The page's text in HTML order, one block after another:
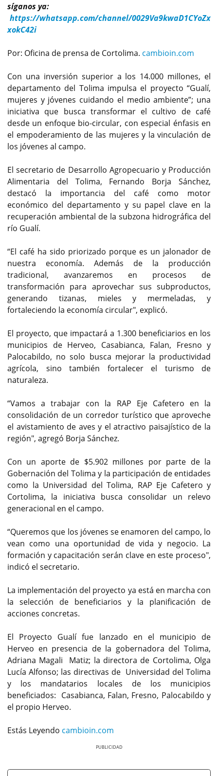
síganos ya:
https://whatsapp.com/channel/0029Va9kwaD1CYoZx
xokC42i
Por: Oficina de prensa de Cortolima. cambioin.com
Con una inversión superior a los 14.000 millones, el
departamento del Tolima impulsa el proyecto “Gualí,
mujeres y jóvenes cuidando el medio ambiente”; una
iniciativa que busca transformar el cultivo de café
desde un enfoque bio-circular, con especial énfasis en
el empoderamiento de las mujeres y la vinculación de
los jóvenes al campo.
El secretario de Desarrollo Agropecuario y Producción
Alimentaria del Tolima, Fernando Borja Sánchez,
destacó la importancia del café como motor
económico del departamento y su papel clave en la
recuperación ambiental de la subzona hidrográfica del
río Gualí.
“El café ha sido priorizado porque es un jalonador de
nuestra economía. Además de la producción
tradicional, avanzaremos en procesos de
transformación para aprovechar sus subproductos,
generando tizanas, mieles y mermeladas, y
fortaleciendo la economía circular", explicó.
El proyecto, que impactará a 1.300 beneficiarios en los
municipios de Herveo, Casabianca, Falan, Fresno y
Palocabildo, no solo busca mejorar la productividad
agrícola, sino también fortalecer el turismo de
naturaleza.
“Vamos a trabajar con la RAP Eje Cafetero en la
consolidación de un corredor turístico que aproveche
el avistamiento de aves y el atractivo paisajístico de la
región", agregó Borja Sánchez.
Con un aporte de $5.902 millones por parte de la
Gobernación del Tolima y la participación de entidades
como la Universidad del Tolima, RAP Eje Cafetero y
Cortolima, la iniciativa busca consolidar un relevo
generacional en el campo.
“Queremos que los jóvenes se enamoren del campo, lo
vean como una oportunidad de vida y negocio. La
formación y capacitación serán clave en este proceso",
indicó el secretario.
La implementación del proyecto ya está en marcha con
la selección de beneficiarios y la planificación de
acciones concretas.
El Proyecto Gualí fue lanzado en el municipio de
Herveo en presencia de la gobernadora del Tolima,
Adriana Magali Matiz; la directora de Cortolima, Olga
Lucía Alfonso; las directivas de Universidad del Tolima
y los mandatarios locales de los municipios
beneficiados: Casabianca, Falan, Fresno, Palocabildo y
el propio Herveo.
Estás Leyendo cambioin.com